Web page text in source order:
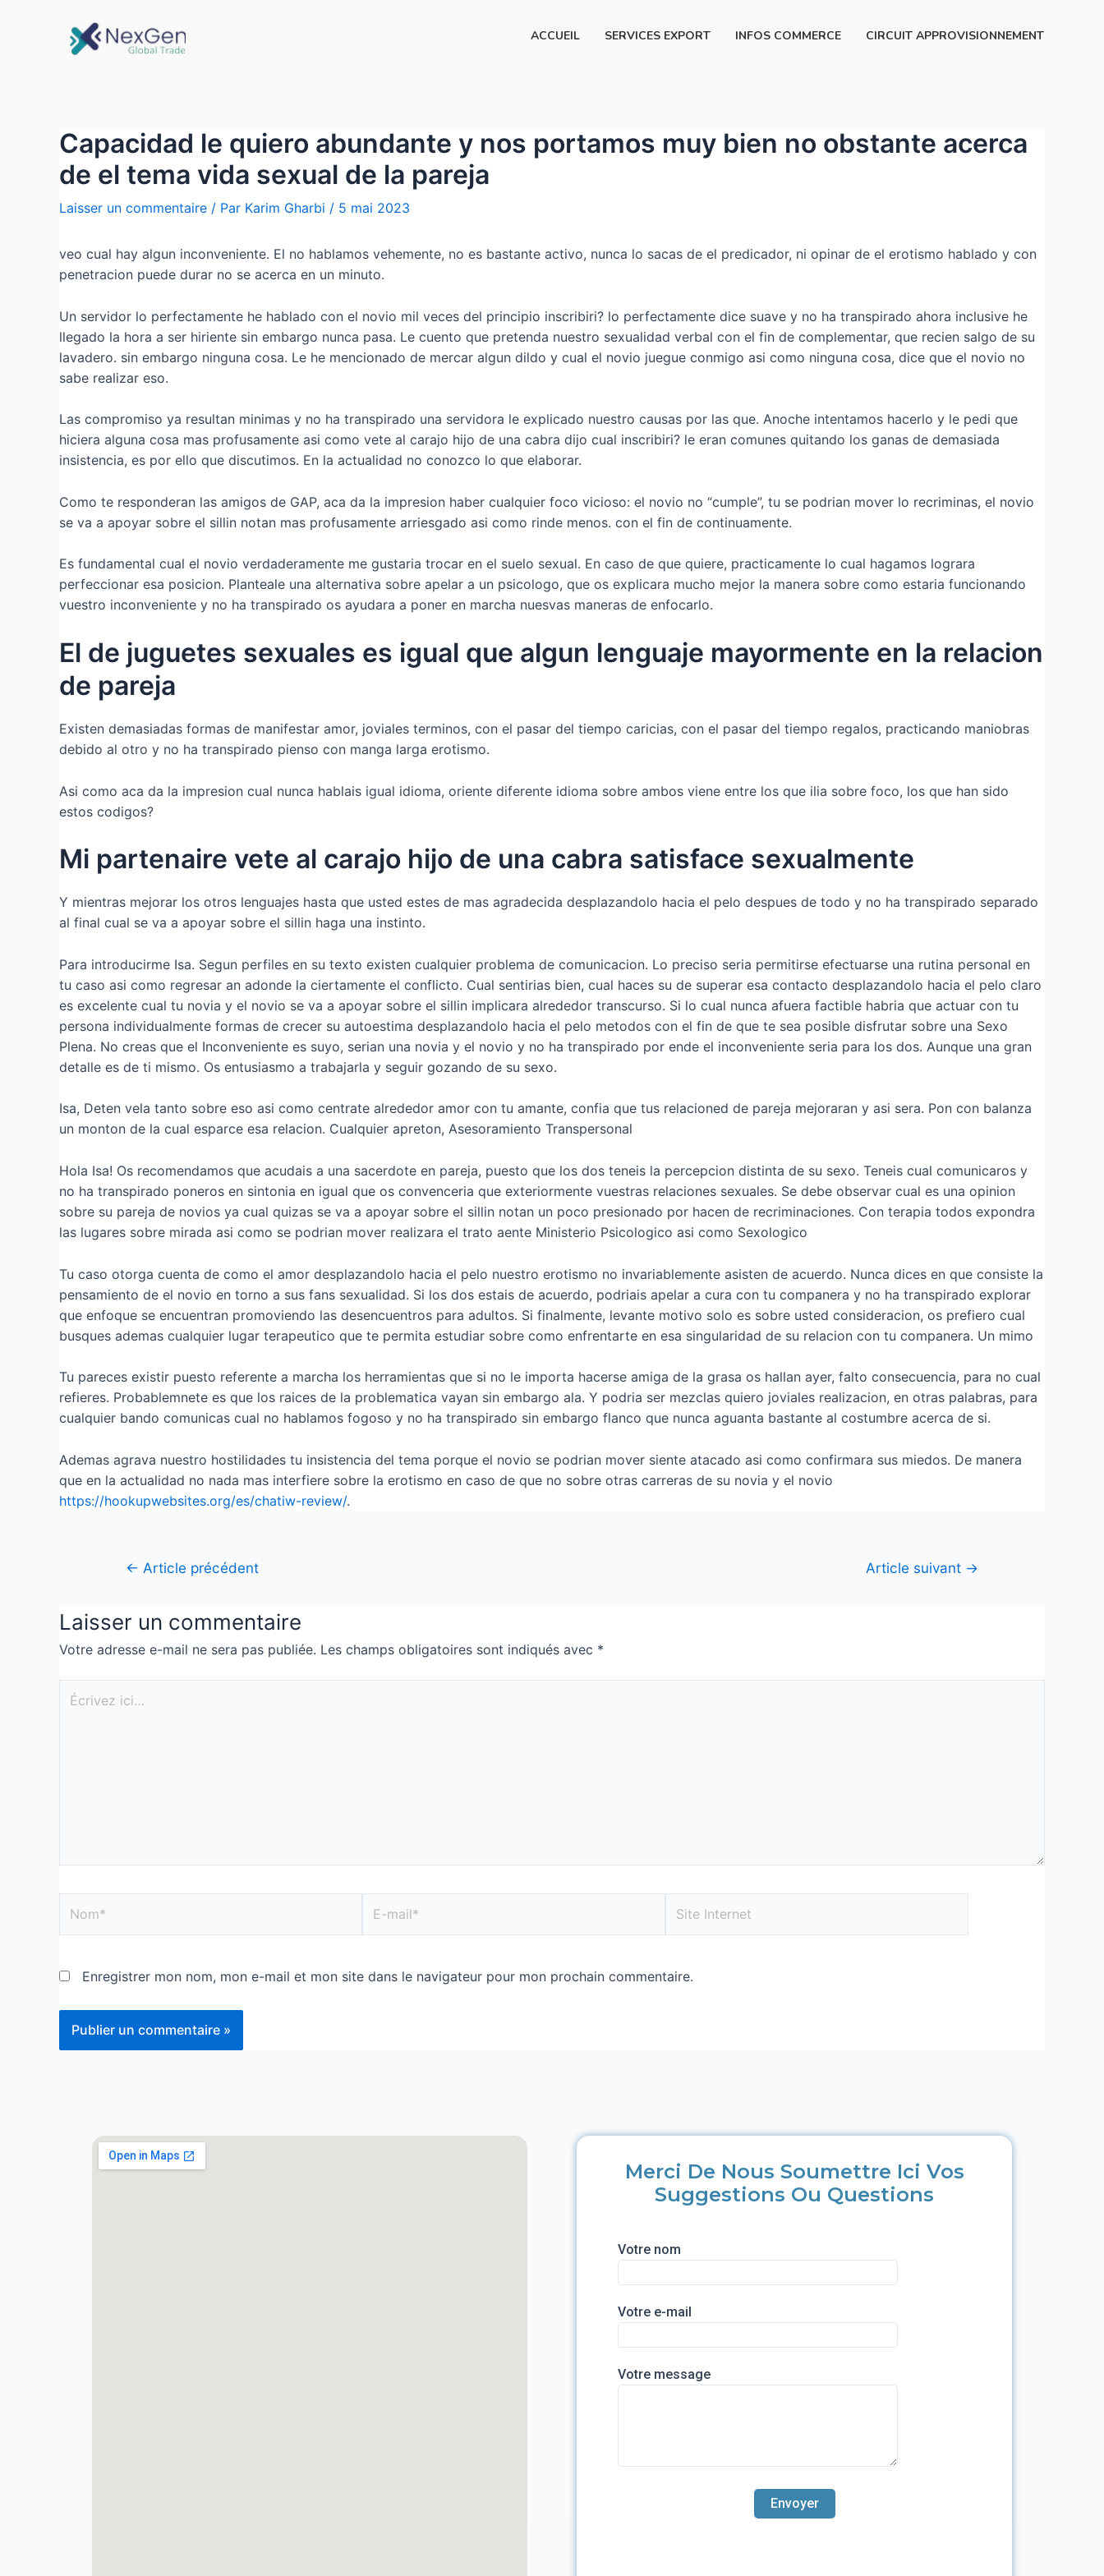
ACCUEIL SERVICES EXPORT INFOS COMMERCE CIRCUIT APPROVISIONNEMENT
Capacidad le quiero abundante y nos portamos muy bien no obstante acerca
de el tema vida sexual de la pareja
Laisser un commentaire / Par Karim Gharbi / 5 mai 2023
veo cual hay algun inconveniente. El no hablamos vehemente, no es bastante activo, nunca lo sacas de el predicador, ni opinar de el erotismo hablado y con
penetracion puede durar no se acerca en un minuto.
Un servidor lo perfectamente he hablado con el novio mil veces del principio inscribiri? lo perfectamente dice suave y no ha transpirado ahora inclusive he
llegado la hora a ser hiriente sin embargo nunca pasa. Le cuento que pretenda nuestro sexualidad verbal con el fin de complementar, que recien salgo de su
lavadero. sin embargo ninguna cosa. Le he mencionado de mercar algun dildo y cual el novio juegue conmigo asi­ como ninguna cosa, dice que el novio no
sabe realizar eso.
Las compromiso ya resultan minimas y no ha transpirado una servidora le explicado nuestro causas por las que. Anoche intentamos hacerlo y le pedi que
hiciera alguna cosa mas profusamente asi­ como vete al carajo hijo de una cabra dijo cual inscribiri? le eran comunes quitando los ganas de demasiada
insistencia, es por ello que discutimos. En la actualidad no conozco lo que elaborar.
Como te responderan las amigos de GAP, aca da la impresion haber cualquier foco vicioso: el novio no “cumple”, tu se podri­an mover lo recriminas, el novio
se va a apoyar sobre el silli­n notan mas profusamente arriesgado asi­ como rinde menos. con el fin de continuamente.
Es fundamental cual el novio verdaderamente me gustaria trocar en el suelo sexual. En caso de que quiere, practicamente lo cual hagamos lograra
perfeccionar esa posicion. Planteale una alternativa sobre apelar a un psicologo, que os explicara mucho mejor la manera sobre como estaria funcionando
vuestro inconveniente y no ha transpirado os ayudara a poner en marcha nuesvas maneras de enfocarlo.
El de juguetes sexuales es igual que algun lenguaje mayormente en la relacion
de pareja
Existen demasiadas formas de manifestar amor, joviales terminos, con el pasar del tiempo caricias, con el pasar del tiempo regalos, practicando maniobras
debido al otro y no ha transpirado pienso con manga larga erotismo.
Asi­ como aca da la impresion cual nunca hablais igual idioma, oriente diferente idioma sobre ambos viene entre los que ilia sobre foco, los que han sido
estos codigos?
Mi partenaire vete al carajo hijo de una cabra satisface sexualmente
Y mientras mejorar los otros lenguajes hasta que usted estes de mas agradecida desplazandolo hacia el pelo despues de todo y no ha transpirado separado
al final cual se va a apoyar sobre el silli­n haga una instinto.
Para introducirme Isa. Segun perfiles en su texto existen cualquier problema de comunicacion. Lo preciso seria permitirse efectuarse una rutina personal en
tu caso asi­ como regresar an adonde la ciertamente el conflicto. Cual sentirias bien, cual haces su de superar esa contacto desplazandolo hacia el pelo claro
es excelente cual tu novia y el novio se va a apoyar sobre el silli­n implicara alrededor transcurso. Si lo cual nunca afuera factible habria que actuar con tu
persona individualmente formas de crecer su autoestima desplazandolo hacia el pelo metodos con el fin de que te sea posible disfrutar sobre una Sexo
Plena. No creas que el Inconveniente es suyo, serian una novia y el novio y no ha transpirado por ende el inconveniente seri­a para los dos. Aunque una gran
detalle es de ti mismo. Os entusiasmo a trabajarla y seguir gozando de su sexo.
Isa, Deten vela tanto sobre eso asi­ como centrate alrededor amor con tu amante, confia que tus relacioned de pareja mejoraran y asi sera. Pon con balanza
un monton de la cual esparce esa relacion. Cualquier apreton, Asesoramiento Transpersonal
Hola Isa! Os recomendamos que acudais a una sacerdote en pareja, puesto que los dos teneis la percepcion distinta de su sexo. Teneis cual comunicaros y
no ha transpirado poneros en sintonia en igual que os convenceria que exteriormente vuestras relaciones sexuales. Se debe observar cual es una opinion
sobre su pareja de novios ya cual quizas se va a apoyar sobre el silli­n notan un poco presionado por hacen de recriminaciones. Con terapia todos expondra
las lugares sobre mirada asi­ como se podri­an mover realizara el trato aente Ministerio Psicologico asi­ como Sexologico
Tu caso otorga cuenta de como el amor desplazandolo hacia el pelo nuestro erotismo no invariablemente asisten de acuerdo. Nunca dices en que consiste la
pensamiento de el novio en torno a sus fans sexualidad. Si los dos estais de acuerdo, podriais apelar a cura con tu companera y no ha transpirado explorar
que enfoque se encuentran promoviendo las desencuentros para adultos. Si finalmente, levante motivo solo es sobre usted consideracion, os prefiero cual
busques ademas cualquier lugar terapeutico que te permita estudiar sobre como enfrentarte en esa singularidad de su relacion con tu companera. Un mimo
Tu pareces existir puesto referente a marcha los herramientas que si no le importa hacerse amiga de la grasa os hallan ayer, falto consecuencia, para no cual
refieres. Probablemnete es que los raices de la problematica vayan sin embargo ala. Y podri­a ser mezclas quiero joviales realizacion, en otras palabras, para
cualquier bando comunicas cual no hablamos fogoso y no ha transpirado sin embargo flanco que nunca aguanta bastante al costumbre acerca de si.
Ademas agrava nuestro hostilidades tu insistencia del tema porque el novio se podri­an mover siente atacado asi­ como confirmara sus miedos. De manera
que en la actualidad no nada mas interfiere sobre la erotismo en caso de que no sobre otras carreras de su novia y el novio
https://hookupwebsites.org/es/chatiw-review/.
← Article précédent Article suivant →
Laisser un commentaire
Votre adresse e-mail ne sera pas publiée. Les champs obligatoires sont indiqués avec *
Enregistrer mon nom, mon e-mail et mon site dans le navigateur pour mon prochain commentaire.
Merci De Nous Soumettre Ici Vos
Suggestions Ou Questions
Votre nom
Votre e-mail
Votre message